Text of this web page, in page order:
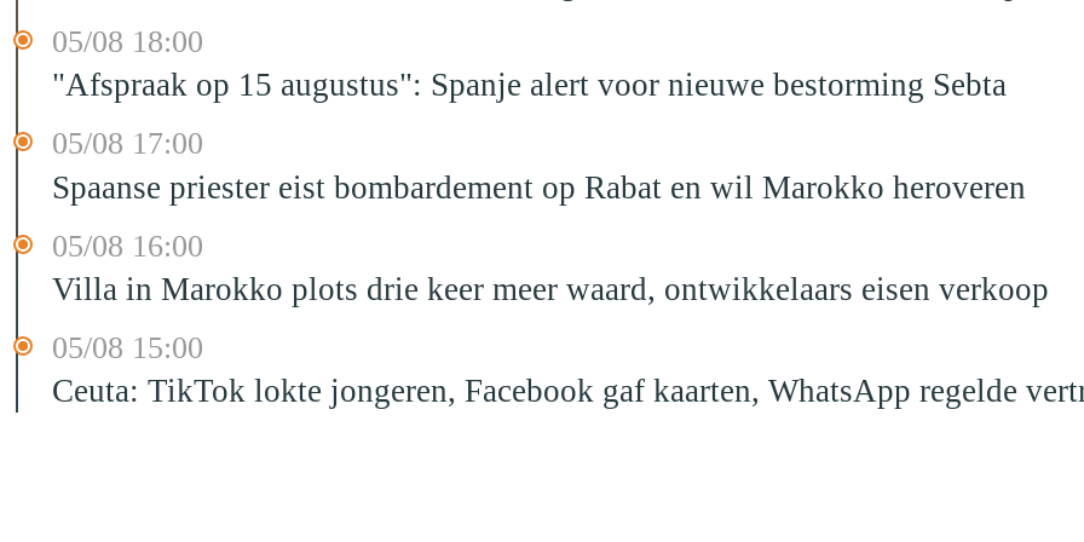
05/08 18:00
"Afspraak op 15 augustus": Spanje alert voor nieuwe bestorming Sebta
05/08 17:00
Spaanse priester eist bombardement op Rabat en wil Marokko heroveren
05/08 16:00
Villa in Marokko plots drie keer meer waard, ontwikkelaars eisen verkoop
05/08 15:00
Ceuta: TikTok lokte jongeren, Facebook gaf kaarten, WhatsApp regelde